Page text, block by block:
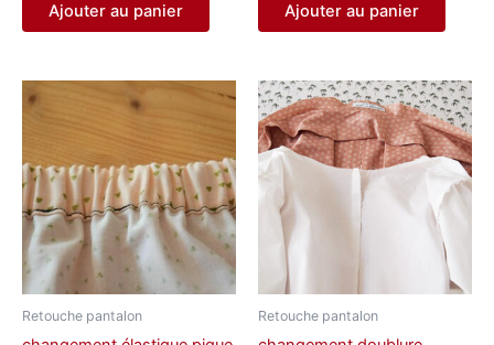
Ajouter au panier Ajouter au panier
Retouche pantalon Retouche pantalon